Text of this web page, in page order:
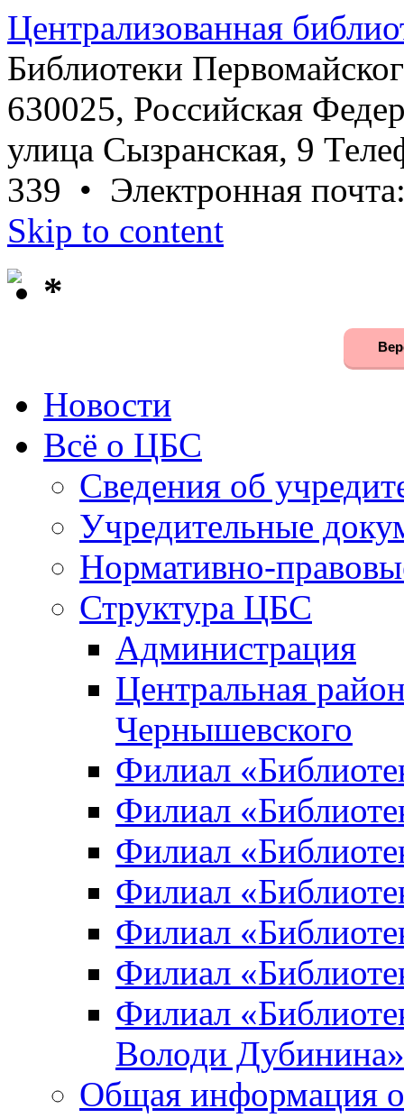
Централизованная
Библиотеки
630025, Российская
улица Сызранская, 9
339 • Электронная
Skip to content
*
Новости
Всё о ЦБС
Сведения об
Учредительные
Нормативно-
Структура ЦБС
Администрация
Центральная
Чернышевского
Филиал
Филиал
Филиал
Филиал
Филиал
Филиал
Филиал
Володи Дубинина»
Общая информация